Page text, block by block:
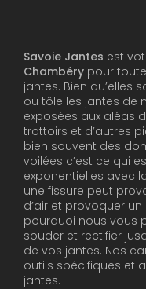
Savoie Jantes est
Chambéry pour
jantes. Bien qu’elles
ou tôle les jantes de
exposées aux aléas
trottoirs et d’autres
bien souvent des
voilées c’est ce qui
exponentielles avec
une fissure peut
d’air et provoquer
pourquoi nous vous
souder et rectifier
de vos jantes. Nos
outils spécifiques et
jantes.